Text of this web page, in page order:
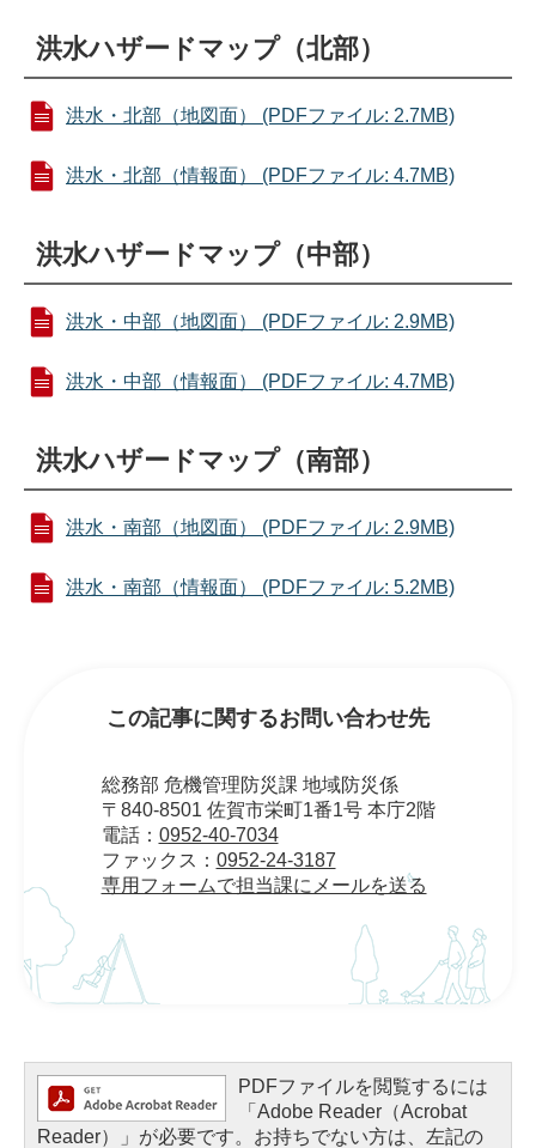
洪水ハザードマップ（北部）
洪水・北部（地図面） (PDFファイル: 2.7MB)
洪水・北部（情報面） (PDFファイル: 4.7MB)
洪水ハザードマップ（中部）
洪水・中部（地図面） (PDFファイル: 2.9MB)
洪水・中部（情報面） (PDFファイル: 4.7MB)
洪水ハザードマップ（南部）
洪水・南部（地図面） (PDFファイル: 2.9MB)
洪水・南部（情報面） (PDFファイル: 5.2MB)
この記事に関するお問い合わせ先
総務部 危機管理防災課 地域防災係
〒840-8501 佐賀市栄町1番1号 本庁2階
電話： 0952-40-7034
ファックス： 0952-24-3187
専用フォームで担当課にメールを送る
PDFファイルを閲覧するには
「Adobe Reader（Acrobat
Reader）」が必要です。お持ちでない方は、左記の